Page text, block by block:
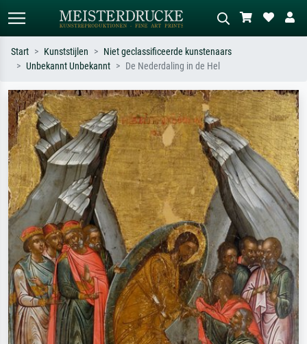
Zoek op kunstenaar, titel of stijl – bijv.
Monet, Sterrennacht, impressionisme,
Hokusai-golf, naakt.
Beschrijf de scène – bijv. groene
weide, abstract met veel rood, donker
olieverfschilderij, staand naakt naast
een boom.
Start Kunststijlen
Niet geclassificeerde kunstenaars
Unbekannt Unbekannt
De Nederdaling in de Hel